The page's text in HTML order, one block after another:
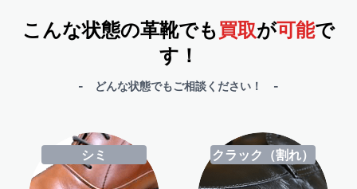
こんな状態の革靴でも買取が可能で
す！
- どんな状態でもご相談ください！ -
シミ クラック（割れ）